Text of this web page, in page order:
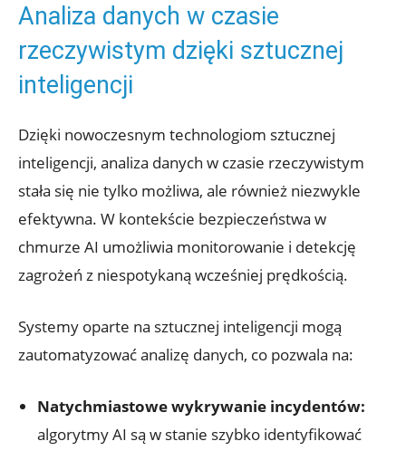
Analiza danych w czasie
rzeczywistym⁣ dzięki sztucznej
inteligencji
Dzięki nowoczesnym technologiom sztucznej
inteligencji, analiza ⁤danych​ w czasie rzeczywistym
stała się nie tylko możliwa, ale również ‌niezwykle
efektywna. W kontekście bezpieczeństwa w
chmurze ‌AI umożliwia monitorowanie i detekcję
⁤zagrożeń z niespotykaną wcześniej‍ prędkością.
Systemy oparte na sztucznej inteligencji mogą
⁤zautomatyzować analizę danych, co pozwala na:
Natychmiastowe wykrywanie⁢ incydentów:
algorytmy AI są‍ w stanie‍ szybko identyfikować